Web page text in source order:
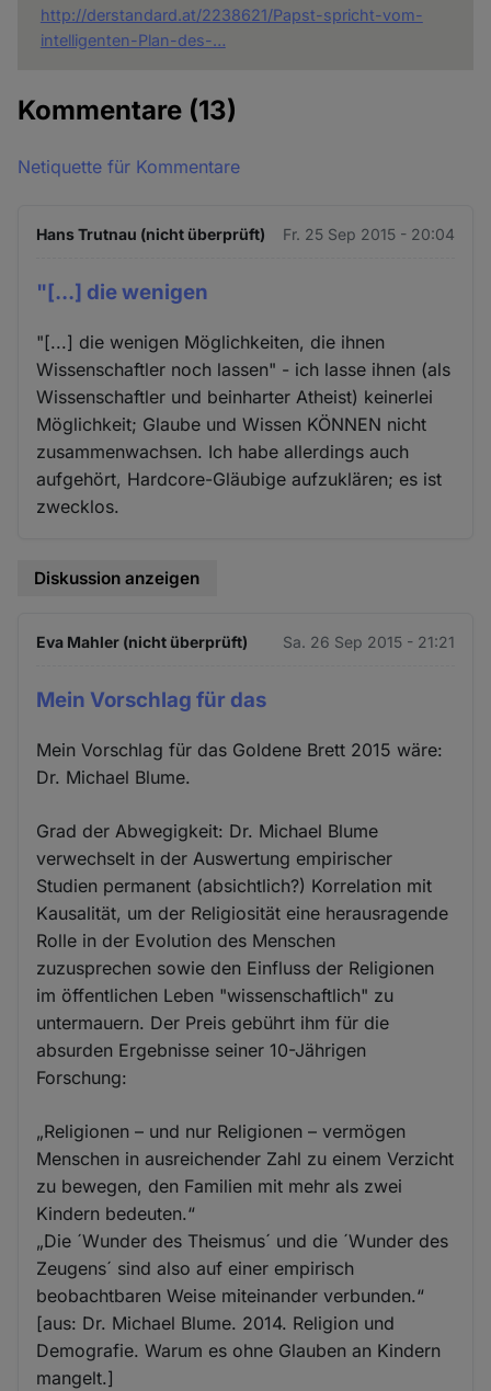
http://derstandard.at/2238621/Papst-spricht-vom-
intelligenten-Plan-des-…
Kommentare (13)
Netiquette für Kommentare
Hans Trutnau (nicht überprüft) Fr. 25 Sep 2015 - 20:04
"[...] die wenigen
"[...] die wenigen Möglichkeiten, die ihnen
Wissenschaftler noch lassen" - ich lasse ihnen (als
Wissenschaftler und beinharter Atheist) keinerlei
Möglichkeit; Glaube und Wissen KÖNNEN nicht
zusammenwachsen. Ich habe allerdings auch
aufgehört, Hardcore-Gläubige aufzuklären; es ist
zwecklos.
Diskussion anzeigen
Eva Mahler (nicht überprüft) Sa. 26 Sep 2015 - 21:21
Mein Vorschlag für das
Mein Vorschlag für das Goldene Brett 2015 wäre:
Dr. Michael Blume.
Grad der Abwegigkeit: Dr. Michael Blume
verwechselt in der Auswertung empirischer
Studien permanent (absichtlich?) Korrelation mit
Kausalität, um der Religiosität eine herausragende
Rolle in der Evolution des Menschen
zuzusprechen sowie den Einfluss der Religionen
im öffentlichen Leben "wissenschaftlich" zu
untermauern. Der Preis gebührt ihm für die
absurden Ergebnisse seiner 10-Jährigen
Forschung:
„Religionen – und nur Religionen – vermögen
Menschen in ausreichender Zahl zu einem Verzicht
zu bewegen, den Familien mit mehr als zwei
Kindern bedeuten.“
„Die ´Wunder des Theismus´ und die ´Wunder des
Zeugens´ sind also auf einer empirisch
beobachtbaren Weise miteinander verbunden.“
[aus: Dr. Michael Blume. 2014. Religion und
Demografie. Warum es ohne Glauben an Kindern
mangelt.]